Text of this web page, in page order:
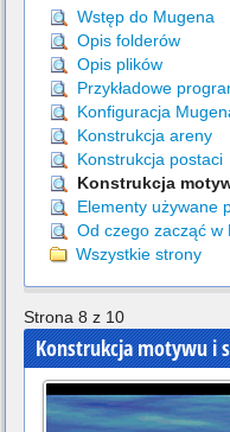
Wstęp do Mugena
Opis folderów
Opis plików
Przykładowe
Konfiguracja
Konstrukcja areny
Konstrukcja postaci
Konstrukcja
Elementy używane
Od czego zacząć w
Wszystkie strony
Strona 8 z 10
Konstrukcja motywu i